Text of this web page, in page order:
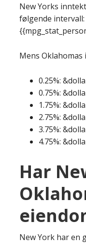
New Yorks
følgende intervall:
Mens
0.25%:
0.75%:
1.75%:
2.75%:
3.75%:
4.75%:
Har
New York har en